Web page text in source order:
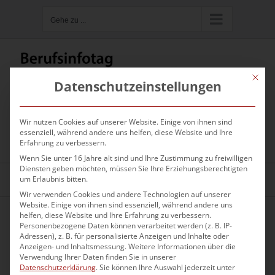
Gehe zu ...
Hier kannst du nach Firmen oder
Ausbildungsberufen suchen
Gehe zu ...
Mit
Datenschutzeinstellungen
Wir nutzen Cookies auf unserer Website. Einige von ihnen sind
essenziell, während andere uns helfen, diese Website und Ihre
Erfahrung zu verbessern.
Wenn Sie unter 16 Jahre alt sind und Ihre Zustimmung zu freiwilligen
Diensten geben möchten, müssen Sie Ihre Erziehungsberechtigten
um Erlaubnis bitten.
Wir verwenden Cookies und andere Technologien auf unserer
Website. Einige von ihnen sind essenziell, während andere uns
helfen, diese Website und Ihre Erfahrung zu verbessern.
Personenbezogene Daten können verarbeitet werden (z. B. IP-
Adressen), z. B. für personalisierte Anzeigen und Inhalte oder
Anzeigen- und Inhaltsmessung.Weitere Informationen über die
Verwendung Ihrer Daten finden Sie in unserer
Datenschutzerklärung.Sie können Ihre Auswahl jederzeit unter